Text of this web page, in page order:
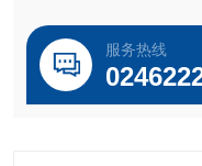
服务热线